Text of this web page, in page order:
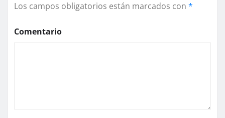
Los campos obligatorios están marcados con *
Comentario